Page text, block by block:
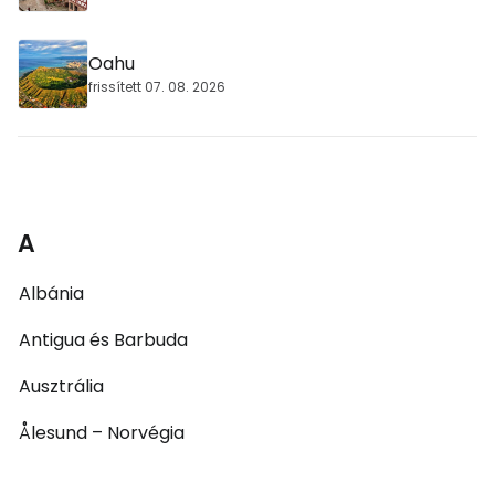
Oahu
frissített 07. 08. 2026
A
Albánia
Antigua és Barbuda
Ausztrália
Ålesund – Norvégia